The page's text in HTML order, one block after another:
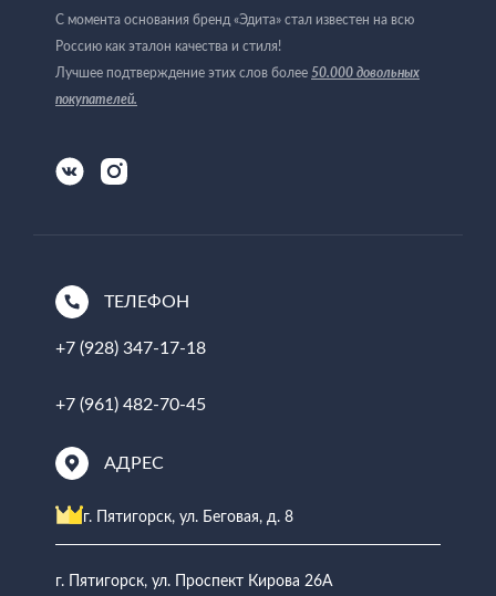
С момента основания бренд «Эдита» стал известен на всю
Россию как эталон качества и стиля!
Лучшее подтверждение этих слов более 50.000 довольных
покупателей.
ТЕЛЕФОН
+7 (928) 347-17-18
+7 (961) 482-70-45
АДРЕС
г. Пятигорск, ул. Беговая, д. 8
г. Пятигорск, ул. Проспект Кирова 26А